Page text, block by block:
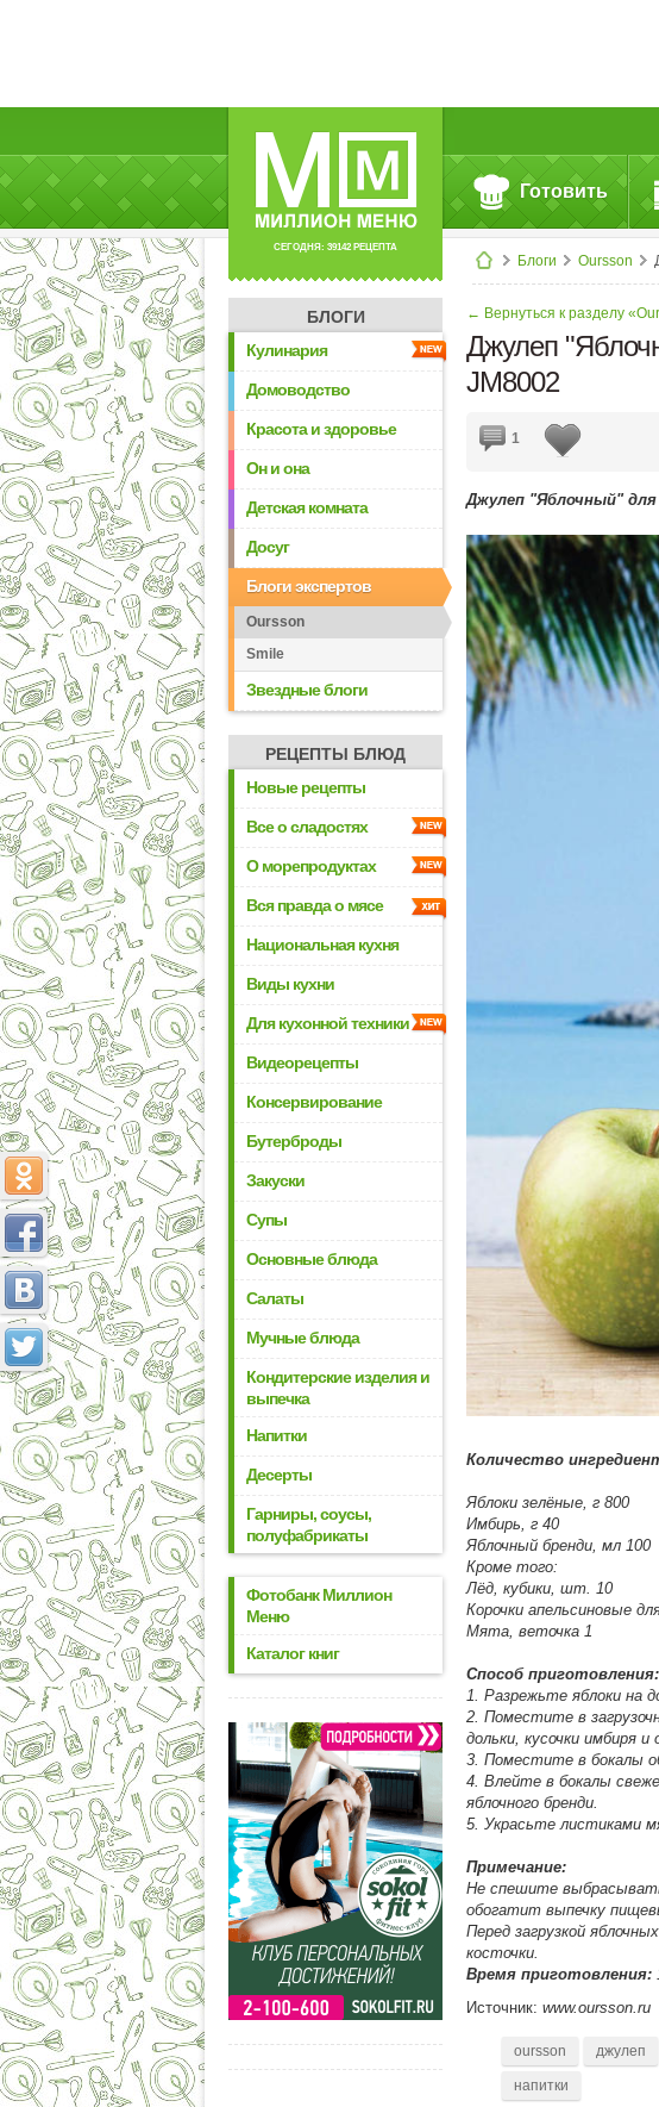
СЕГОДНЯ: 39142 РЕЦЕПТА
Готовить
Блоги Oursson
БЛОГИ
Кулинария
Домоводство
Красота и здоровье
Он и она
Детская комната
Досуг
Блоги экспертов
Oursson
Smile
Звездные блоги
РЕЦЕПТЫ БЛЮД
Новые рецепты
Все о сладостях
О морепродуктах
Вся правда о мясе
Национальная кухня
Виды кухни
Для кухонной техники
Видеорецепты
Консервирование
Бутерброды
Закуски
Супы
Основные блюда
Салаты
Мучные блюда
Кондитерские изделия и
выпечка
Напитки
Десерты
Гарниры, соусы,
полуфабрикаты
Фотобанк Миллион
Меню
Каталог книг
← Вернуться к разделу
Джулеп
JM8002
1
Джулеп "Яблочный" для
Количество
Яблоки зелёные, г 800
Имбирь, г 40
Яблочный бренди, мл 100
Кроме того:
Лёд, кубики, шт. 10
Корочки апельсиновые
Мята, веточка 1
Способ приготовления:
1. Разрежьте яблоки на
2. Поместите в
дольки, кусочки имбиря
3. Поместите в бокалы
4. Влейте в бокалы
яблочного бренди.
5. Украсьте листиками
Примечание:
Не спешите
обогатит выпечку
Перед загрузкой
косточки.
Время приготовления:
Источник: www.oursson.ru
oursson джулеп
напитки